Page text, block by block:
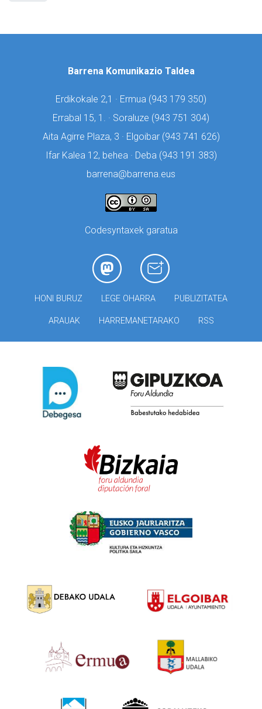
Barrena Komunikazio Taldea
Erdikokale 2,1 · Ermua (943 179 350)
Errabal 15, 1. · Soraluze (943 751 304)
Aita Agirre Plaza, 3 · Elgoibar (943 741 626)
Ifar Kalea 12, behea · Deba (943 191 383)
barrena@barrena.eus
Codesyntaxek garatua
HONI BURUZ LEGE OHARRA PUBLIZITATEA
ARAUAK HARREMANETARAKO RSS